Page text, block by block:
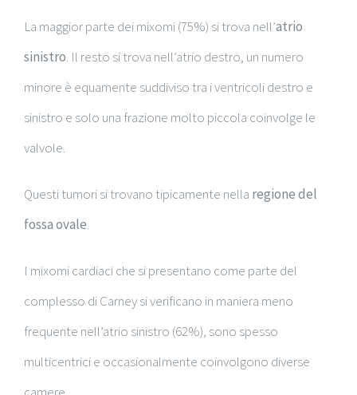
La maggior parte dei mixomi (75%) si trova nell’atrio
sinistro. Il resto si trova nell’atrio destro, un numero
minore è equamente suddiviso tra i ventricoli destro e
sinistro e solo una frazione molto piccola coinvolge le
valvole.
Questi tumori si trovano tipicamente nella regione del
fossa ovale.
I mixomi cardiaci che si presentano come parte del
complesso di Carney si verificano in maniera meno
frequente nell’atrio sinistro (62%), sono spesso
multicentrici e occasionalmente coinvolgono diverse